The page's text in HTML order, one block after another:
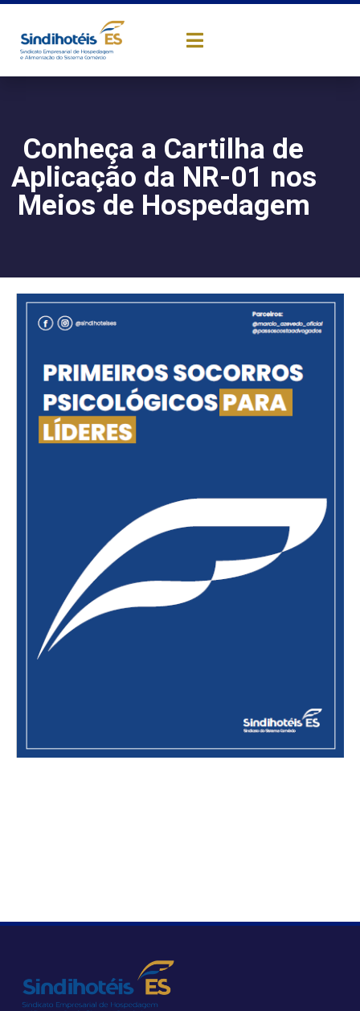
Conheça a Cartilha de
Aplicação da NR-01 nos
Meios de Hospedagem